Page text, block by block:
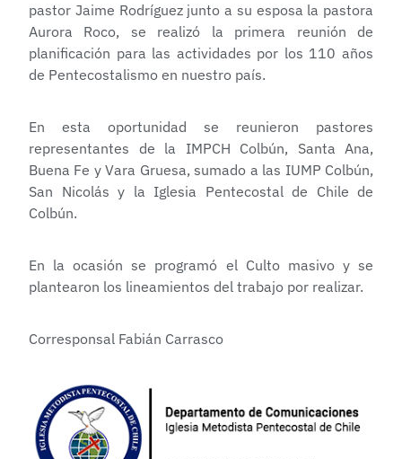
pastor Jaime Rodríguez junto a su esposa la pastora
Aurora Roco, se realizó la primera reunión de
planificación para las actividades por los 110 años
de Pentecostalismo en nuestro país.
En esta oportunidad se reunieron pastores
representantes de la IMPCH Colbún, Santa Ana,
Buena Fe y Vara Gruesa, sumado a las IUMP Colbún,
San Nicolás y la Iglesia Pentecostal de Chile de
Colbún.
En la ocasión se programó el Culto masivo y se
plantearon los lineamientos del trabajo por realizar.
Corresponsal Fabián Carrasco